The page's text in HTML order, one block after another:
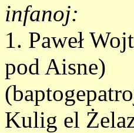
infanoj:
1. Paweł
pod Aisne)
Kulig el